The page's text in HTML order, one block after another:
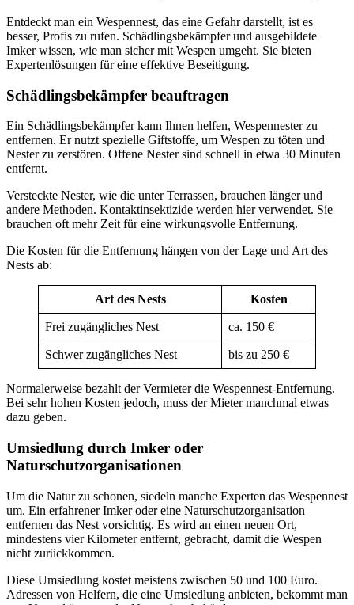
Entdeckt man ein Wespennest, das eine Gefahr darstellt, ist es
besser, Profis zu rufen. Schädlingsbekämpfer und ausgebildete
Imker wissen, wie man sicher mit Wespen umgeht. Sie bieten
Expertenlösungen für eine effektive Beseitigung.
Schädlingsbekämpfer beauftragen
Ein Schädlingsbekämpfer kann Ihnen helfen, Wespennester zu
entfernen. Er nutzt spezielle Giftstoffe, um Wespen zu töten und
Nester zu zerstören. Offene Nester sind schnell in etwa 30 Minuten
entfernt.
Versteckte Nester, wie die unter Terrassen, brauchen länger und
andere Methoden. Kontaktinsektizide werden hier verwendet. Sie
brauchen oft mehr Zeit für eine wirkungsvolle Entfernung.
Die Kosten für die Entfernung hängen von der Lage und Art des
Nests ab:
Art des Nests Kosten
Frei zugängliches Nest ca. 150 €
Schwer zugängliches Nest bis zu 250 €
Normalerweise bezahlt der Vermieter die Wespennest-Entfernung.
Bei sehr hohen Kosten jedoch, muss der Mieter manchmal etwas
dazu geben.
Umsiedlung durch Imker oder
Naturschutzorganisationen
Um die Natur zu schonen, siedeln manche Experten das Wespennest
um. Ein erfahrener Imker oder eine Naturschutzorganisation
entfernen das Nest vorsichtig. Es wird an einen neuen Ort,
mindestens vier Kilometer entfernt, gebracht, damit die Wespen
nicht zurückkommen.
Diese Umsiedlung kostet meistens zwischen 50 und 100 Euro.
Adressen von Helfern, die eine Umsiedlung anbieten, bekommt man